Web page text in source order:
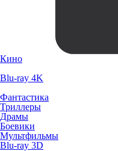
Кино
Blu-ray 4K
Фантастика
Триллеры
Драмы
Боевики
Мультфильмы
Blu-ray 3D